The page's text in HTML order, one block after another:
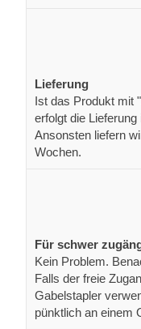
Lieferung
Ist das Produkt mit
erfolgt die
Ansonsten liefern
Wochen.
Für schwer
Kein Problem.
Falls der freie
Gabelstapler
pünktlich an einem